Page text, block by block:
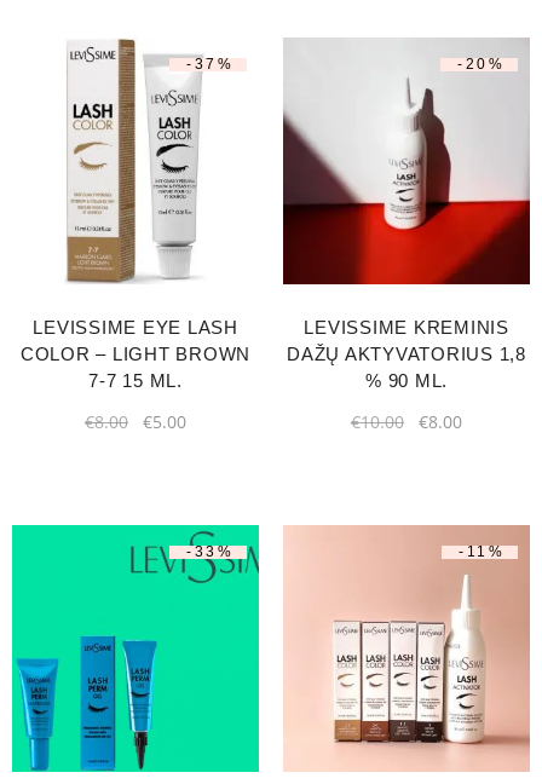
-37%
LEVISSIME EYE LASH
COLOR – LIGHT BROWN
7-7 15 ML.
€8.00 €5.00
-20%
LEVISSIME KREMINIS
DAŽŲ AKTYVATORIUS 1,8
% 90 ML.
€10.00 €8.00
-33% -11%